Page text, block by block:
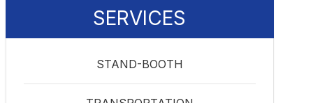
SERVICES
STAND-BOOTH